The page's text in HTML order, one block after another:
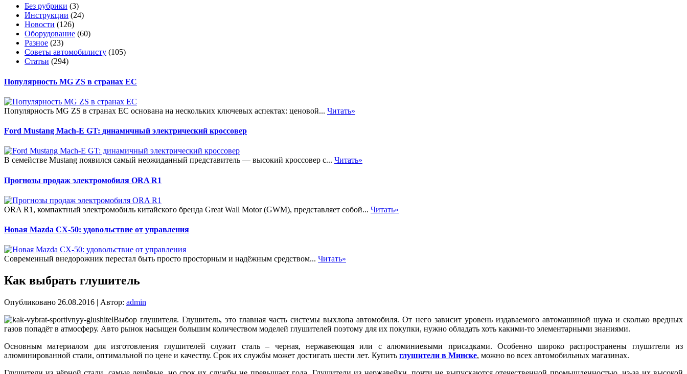
Без рубрики (3)
Инструкции (24)
Новости (126)
Оборудование (60)
Разное (23)
Советы автомобилисту (105)
Статьи (294)
Популярность MG ZS в странах ЕС
Популярность MG ZS в странах ЕС основана на нескольких ключевых аспектах: ценовой... Читать»
Ford Mustang Mach-E GT: динамичный электрический кроссовер
В семействе Mustang появился самый неожиданный представитель — высокий кроссовер с... Читать»
Прогнозы продаж электромобиля ORA R1
ORA R1, компактный электромобиль китайского бренда Great Wall Motor (GWM), представляет собой... Читать»
Новая Mazda CX-50: удовольствие от управления
Современный внедорожник перестал быть просто просторным и надёжным средством... Читать»
Как выбрать глушитель
Опубликовано 26.08.2016 | Автор: admin
Выбор глушителя. Глушитель, это главная часть системы выхлопа автомобиля. От него зависит уровень издаваемого автомашиной шума и сколько вредных
газов попадёт в атмосферу. Авто рынок насыщен большим количеством моделей глушителей поэтому для их покупки, нужно обладать хоть какими-то элементарными знаниями.
Основным материалом для изготовления глушителей служит сталь – черная, нержавеющая или с алюминиевыми присадками. Особенно широко распространены глушители из
алюминированной стали, оптимальной по цене и качеству. Срок их службы может достигать шести лет. Купить глушители в Минске, можно во всех автомобильных магазинах.